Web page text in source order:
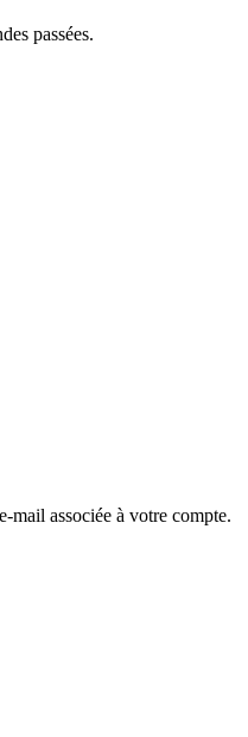
passées.
mail associée à votre compte.